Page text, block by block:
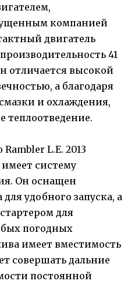
компанией
двигатель
41
отличается высокой
а благодаря
и охлаждения,
теплоотведение.
L.E. 2013
систему
Он оснащен
удобного запуска, а
для
погодных
имеет вместимость
совершать дальние
постоянной